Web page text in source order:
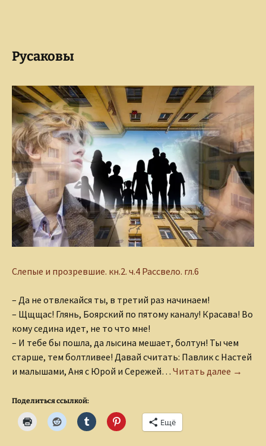
Русаковы
Слепые и прозревшие. кн.2. ч.4 Рассвело. гл.6
– Да не отвлекайся ты, в третий раз начинаем!
– Щщщас! Глянь, Боярский по пятому каналу! Красава! Во
кому седина идет, не то что мне!
– И тебе бы пошла, да лысина мешает, болтун! Ты чем
старше, тем болтливее! Давай считать: Павлик с Настей
и малышами, Аня с Юрой и Сережей… Читать далее →
Поделиться ссылкой:
Ещё